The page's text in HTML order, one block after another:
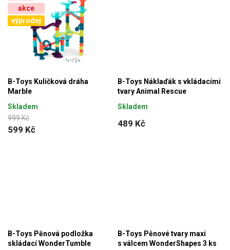
akce
výprodej
B-Toys Kuličková dráha
Marble
999 Kč
599 Kč
Skladem
B-Toys Náklaďák s vkládacími
tvary Animal Rescue
489 Kč
Skladem
B-Toys Pěnová podložka
skládací WonderTumble
B-Toys Pěnové tvary maxi
s válcem WonderShapes 3 ks